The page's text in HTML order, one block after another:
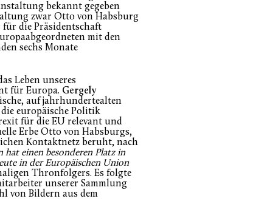
bekannt gegeben
zwar Otto von Habsburg
für die Präsidentschaft
mit den
sechs Monate
Leben unseres
für Europa. Gergely
auf jahrhundertealten
europäische Politik
für die EU relevant und
Erbe Otto von Habsburgs,
Kontaktnetz beruht, nach
hat einen besonderen Platz in
in der Europäischen Union
Thronfolgers. Es folgte
unserer Sammlung
von Bildern aus dem